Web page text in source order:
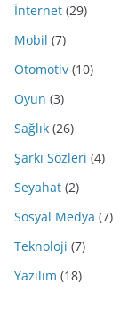
İnternet (29)
Mobil (7)
Otomotiv (10)
Oyun (3)
Sağlık (26)
Şarkı Sözleri (4)
Seyahat (2)
Sosyal Medya (7)
Teknoloji (7)
Yazılım (18)